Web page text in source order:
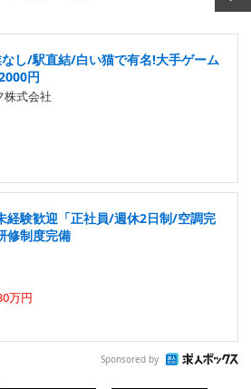
なし/駅直結/白い猫で有名!大手ゲーム
円
株式会社
経験歓迎「正社員/週休2日制/空調完
修制度完備
万円
Sponsored by